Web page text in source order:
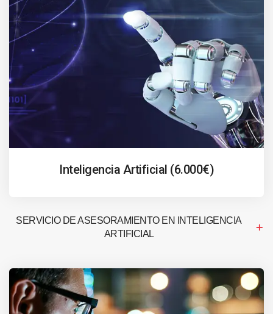
Inteligencia Artificial (6.000€)
SERVICIO DE ASESORAMIENTO EN INTELIGENCIA
ARTIFICIAL